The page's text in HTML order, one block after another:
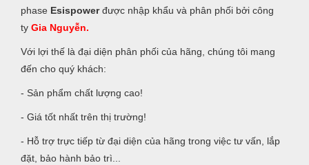
phase Esispowerđược nhập khẩu và phân phối bởi công
ty Gia Nguyễn.
Với lợi thế là đại diện phân phối của hãng, chúng tôi mang
đến cho quý khách:
- Sản phẩm chất lượng cao!
- Giá tốt nhất trên thị trường!
- Hỗ trợ trực tiếp từ đại diện của hãng trong việc tư vấn, lắp
đặt, bảo hành bảo trì...